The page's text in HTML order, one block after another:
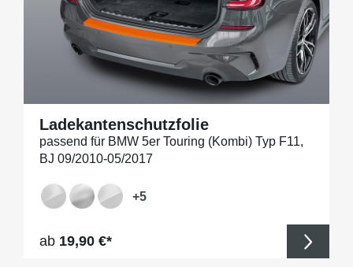
Ladekantenschutzfolie
passend für BMW 5er Touring (Kombi) Typ F11,
BJ 09/2010-05/2017
+5
Regulärer Preis:
ab 19,90 €*